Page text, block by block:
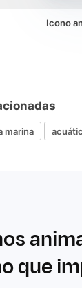
Icono
marina
que